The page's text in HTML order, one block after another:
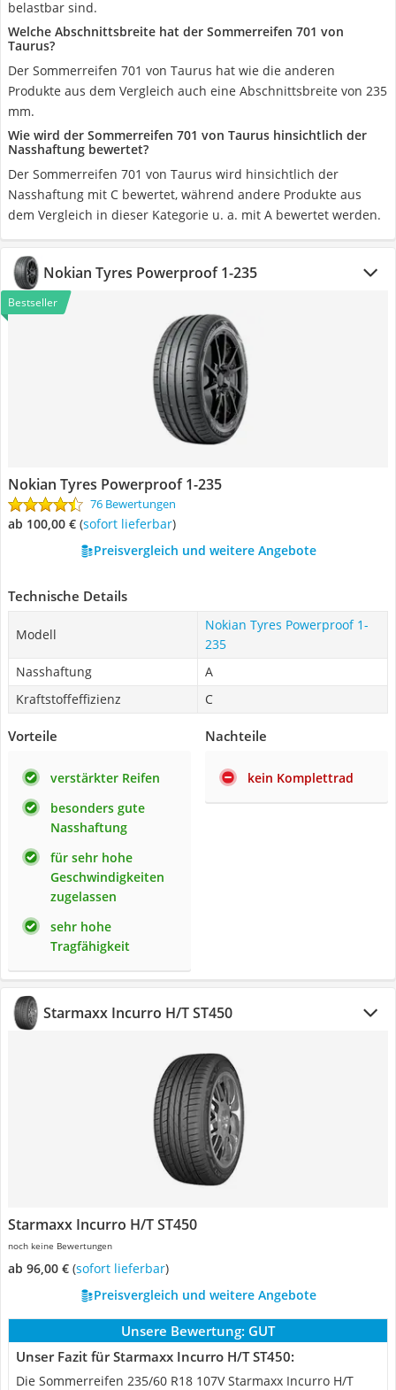
belastbar sind.
Welche Abschnittsbreite hat der Sommerreifen 701 von
Taurus?
Der Sommerreifen 701 von Taurus hat wie die anderen
Produkte aus dem Vergleich auch eine Abschnittsbreite von 235
mm.
Wie wird der Sommerreifen 701 von Taurus hinsichtlich der
Nasshaftung bewertet?
Der Sommerreifen 701 von Taurus wird hinsichtlich der
Nasshaftung mit C bewertet, während andere Produkte aus
dem Vergleich in dieser Kategorie u. a. mit A bewertet werden.
Nokian Tyres Powerproof 1-235
Bestseller
Nokian Tyres Powerproof 1-235
76 Bewertungen
ab 100,00 € ( Sofort lieferbar)
Preisvergleich und weitere Angebote
Technische Details
Modell
Nokian Tyres Powerproof 1-
235
Nasshaftung
A
Kraftstoffeffizienz
C
Vorteile
verstärkter Reifen
besonders gute
Nasshaftung
für sehr hohe
Geschwindigkeiten
zugelassen
sehr hohe
Tragfähigkeit
Nachteile
kein Komplettrad
Starmaxx Incurro H/T ST450
Starmaxx Incurro H/T ST450
noch keine Bewertungen
ab 96,00 € ( Sofort lieferbar)
Preisvergleich und weitere Angebote
Unsere Bewertung: GUT
Unser Fazit für Starmaxx Incurro H/T ST450:
Die Sommerreifen 235/60 R18 107V Starmaxx Incurro H/T